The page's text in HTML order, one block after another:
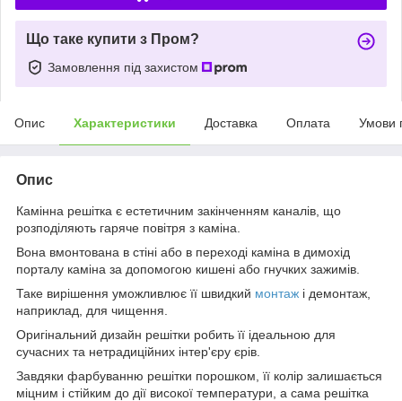
Що таке купити з Пром?
Замовлення під захистом
Опис Характеристики Доставка Оплата Умови
Опис
Камінна решітка є естетичним закінченням каналів, що
розподіляють гаряче повітря з каміна.
Вона вмонтована в стіні або в переході каміна в димохід
порталу каміна за допомогою кишені або гнучких зажимів.
Таке вирішення уможливлює її швидкий монтаж і демонтаж,
наприклад, для чищення.
Оригінальний дизайн решітки робить її ідеальною для
сучасних та нетрадиційних інтер'єру єрів.
Завдяки фарбуванню решітки порошком, її колір залишається
міцним і стійким до дії високої температури, а сама решітка